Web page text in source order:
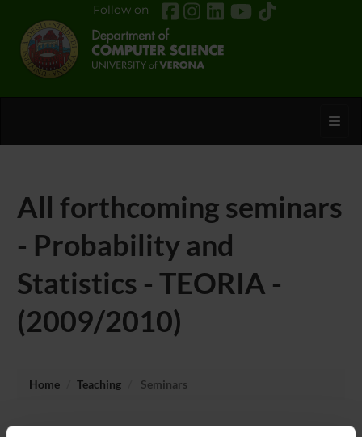
Follow on
All forthcoming seminars
- Probability and
Statistics - TEORIA -
(2009/2010)
Home Teaching Seminars